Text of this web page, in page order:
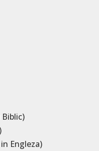
Biblic)
Engleza)